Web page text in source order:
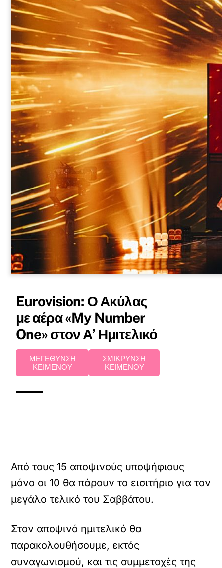
Eurovision: Ο Ακύλας
με αέρα «My Number
One» στον Α’ Ημιτελικό
ΜΕΓΕΘΥΝΣΗ
ΚΕΙΜΕΝΟΥ
ΣΜΙΚΡΥΝΣΗ
ΚΕΙΜΕΝΟΥ
Από τους 15 αποψινούς υποψήφιους
μόνο οι 10 θα πάρουν το εισιτήριο για τον
μεγάλο τελικό του Σαββάτου.
Στον αποψινό ημιτελικό θα
παρακολουθήσουμε, εκτός
συναγωνισμού, και τις συμμετοχές της